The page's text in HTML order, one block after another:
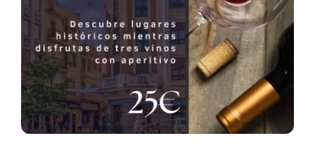
Blog
Contacto